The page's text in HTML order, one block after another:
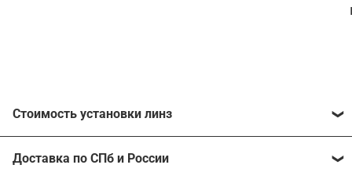
Стоимость установки линз
Расчитать стоимость ваших линз поможет
Доставка по СПб и России